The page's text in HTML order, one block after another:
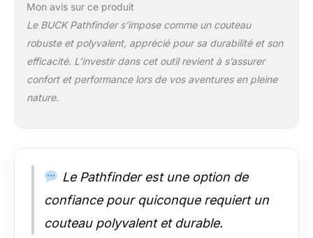
Mon avis sur ce produit
Le BUCK Pathfinder s’impose comme un couteau
robuste et polyvalent, apprécié pour sa durabilité et son
efficacité. L’investir dans cet outil revient à s’assurer
confort et performance lors de vos aventures en pleine
nature.
Le Pathfinder est une option de
confiance pour quiconque requiert un
couteau polyvalent et durable.